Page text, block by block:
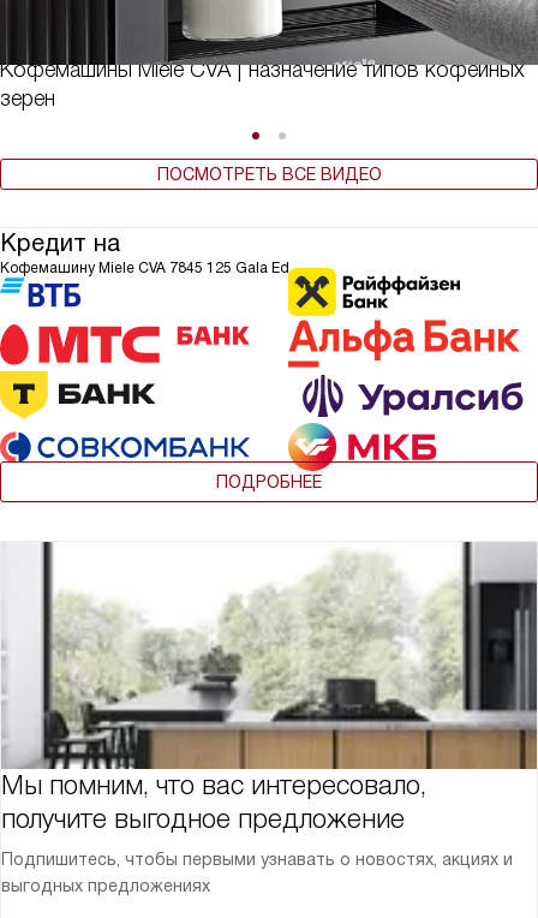
Кофемашины Miele CVA | назначение типов кофейных
зерен
ПОСМОТРЕТЬ ВСЕ ВИДЕО
Кредит на
Кофемашину Miele CVA 7845 125 Gala Ed
ПОДРОБНЕЕ
Мы помним, что вас интересовало,
получите выгодное предложение
Подпишитесь, чтобы первыми узнавать о новостях, акциях и
выгодных предложениях